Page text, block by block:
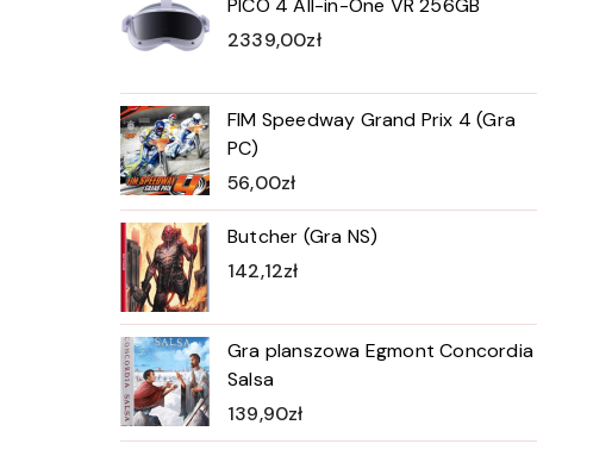
PICO 4 All-in-One VR 256GB
2339,00zł
FIM Speedway Grand Prix 4 (Gra
PC)
56,00zł
Butcher (Gra NS)
142,12zł
Gra planszowa Egmont Concordia
Salsa
139,90zł